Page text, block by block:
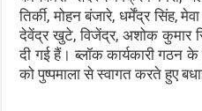
तिर्की, मोहन बंजारे, धर्मेंद्र सिंह,
देवेंद्र खुटे, विजेंद्र, अशोक कुमार
दी गई हैं। ब्लॉक कार्यकारी गठन के
को पुष्पमाला से स्वागत करते हुए